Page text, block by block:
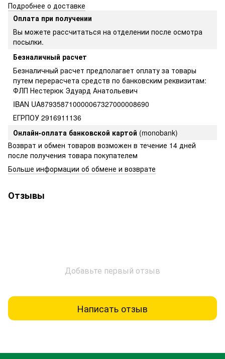
Подробнее о доставке
Оплата при получении
Вы можете рассчитаться на отделении после осмотра
посылки.
Безналичный расчет
Безналичный расчет предполагает оплату за товары
путем перерасчета средств по банковским реквизитам:
ФЛП Нестерюк Эдуард Анатольевич
IBAN UA879358710000067327000008690
ЕГРПОУ 2916911136
Онлайн-оплата банковской картой (monobank)
Возврат и обмен товаров возможен в течение 14 дней
после получения товара покупателем
Больше информации об обмене и возврате
Отзывы
Добавьте первый отзыв
Написать отзыв